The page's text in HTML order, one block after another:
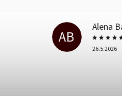
AB
Alena
26.5.2026